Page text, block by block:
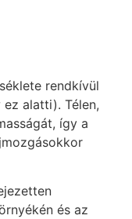
rendkívül
ez alatti). Télen,
így a
és az